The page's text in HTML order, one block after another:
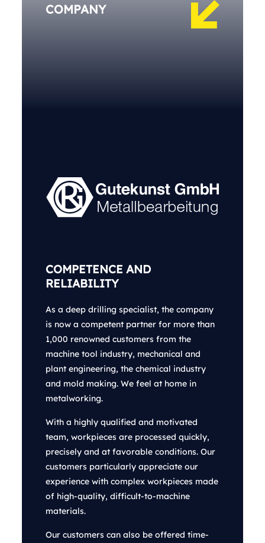
COMPANY
COMPETENCE AND
RELIABILITY
As a deep drilling specialist, the company
is now a competent partner for more than
1,000 renowned customers from the
machine tool industry, mechanical and
plant engineering, the chemical industry
and mold making. We feel at home in
metalworking.
With a highly qualified and motivated
team, workpieces are processed quickly,
precisely and at favorable conditions. Our
customers particularly appreciate our
experience with complex workpieces made
of high-quality, difficult-to-machine
materials.
Our customers can also be offered time-